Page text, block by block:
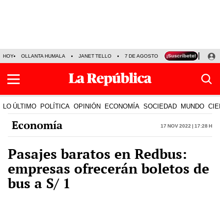
HOY OLLANTA HUMALA JANET TELLO 7 DE AGOSTO TINKA RESULTADOS
LO ÚLTIMO POLÍTICA OPINIÓN ECONOMÍA SOCIEDAD MUNDO
Economía 17 Nov 2022 | 17:28 h
Pasajes baratos en Redbus:
empresas ofrecerán boletos de
bus a S/ 1